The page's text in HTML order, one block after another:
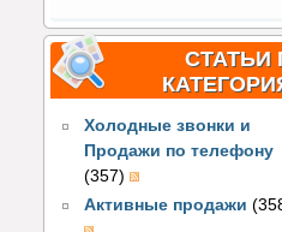
СТАТЬИ
Холодные звонки и
Продажи по телефону
(357)
Активные продажи